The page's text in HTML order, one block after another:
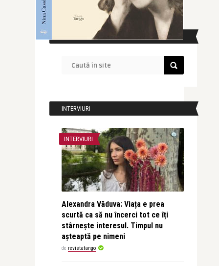
CAUTĂ ÎN SITE
INTERVIURI
INTERVIURI
Alexandra Văduva: Viața e prea
scurtă ca să nu încerci tot ce îți
stârnește interesul. Timpul nu
așteaptă pe nimeni
de revistatango